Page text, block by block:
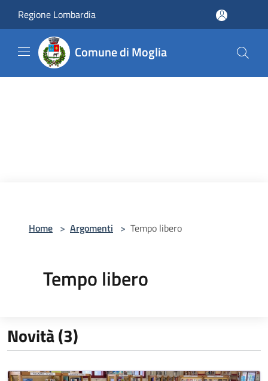
Regione Lombardia
Comune di Moglia
Home > Argomenti > Tempo libero
Tempo libero
Novità (3)